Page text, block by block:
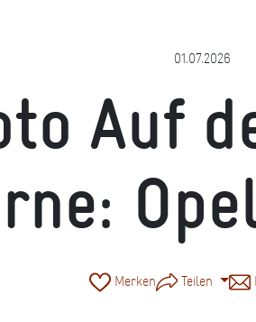
01.07.2026
Auf
Merken Teilen